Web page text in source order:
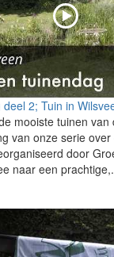
2; Tuin in
mooiste tuinen
van onze serie over
door
naar een